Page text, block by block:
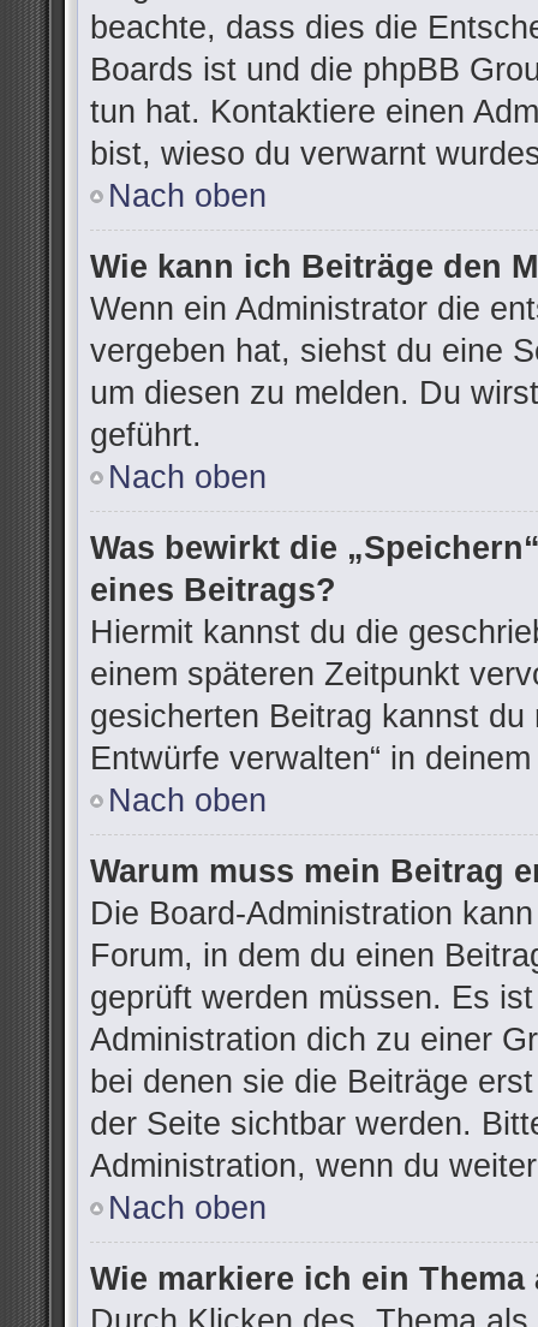
beachte, dass dies die
Boards ist und die phpBB
tun hat. Kontaktiere einen
bist, wieso du verwarnt
Nach oben
Wie kann ich Beiträge den
Wenn ein Administrator die
vergeben hat, siehst du eine
um diesen zu melden. Du
geführt.
Nach oben
Was bewirkt die
eines Beitrags?
Hiermit kannst du die
einem späteren Zeitpunkt
gesicherten Beitrag kannst
Entwürfe verwalten“ in
Nach oben
Warum muss mein Beitrag
Die Board-Administration
Forum, in dem du einen
geprüft werden müssen. Es
Administration dich zu einer
bei denen sie die Beiträge
der Seite sichtbar werden.
Administration, wenn du
Nach oben
Wie markiere ich ein Thema